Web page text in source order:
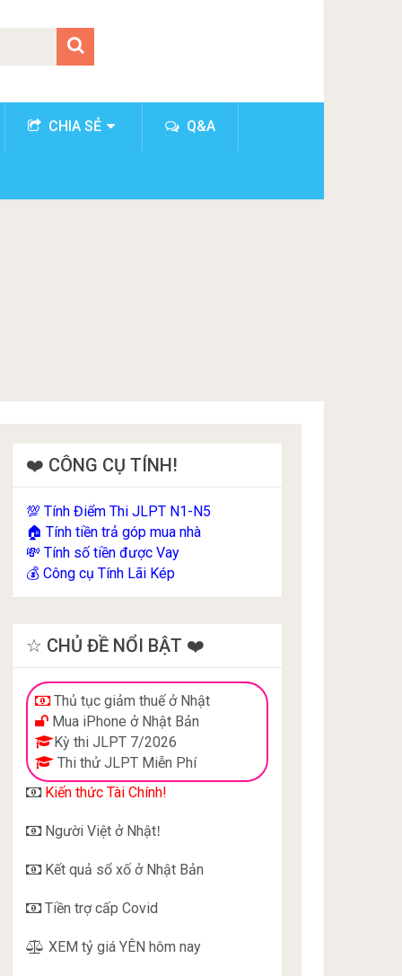
CHIA SẺ Q&A
❤️ CÔNG CỤ TÍNH!
💯Tính Điểm Thi JLPT N1-N5
🏠Tính tiền trả góp mua nhà
💸Tính số tiền được Vay
💰Công cụ Tính Lãi Kép
☆ CHỦ ĐỀ NỔI BẬT ❤️
Thủ tục giảm thuế ở Nhật
Mua iPhone ở Nhật Bản
Kỳ thi JLPT 7/2026
Thi thử JLPT Miễn Phí
Kiến thức Tài Chính!
Người Việt ở Nhật!
Kết quả sổ xố ở Nhật Bản
Tiền trợ cấp Covid
XEM tỷ giá YÊN hôm nay